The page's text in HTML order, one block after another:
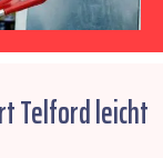
Telford leicht